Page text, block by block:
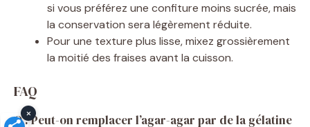
si vous préférez une confiture moins sucrée, mais
la conservation sera légèrement réduite.
Pour une texture plus lisse, mixez grossièrement
la moitié des fraises avant la cuisson.
FAQ
Q : Peut-on remplacer l’agar-agar par de la gélatine
×